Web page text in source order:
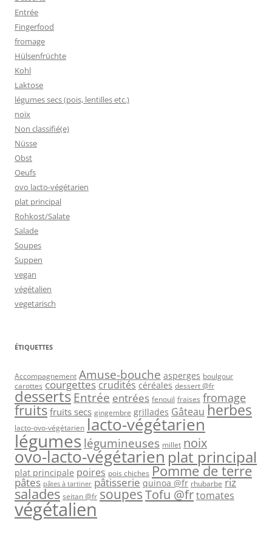
Entrée
Fingerfood
fromage
Hülsenfrüchte
Kohl
Laktose
légumes secs (pois, lentilles etc.)
noix
Non classifié(e)
Nüsse
Obst
Oeufs
ovo lacto-végétarien
plat principal
Rohkost/Salate
Salade
Soupes
Suppen
vegan
végétalien
vegetarisch
ÉTIQUETTES
Accompagnement Amuse-bouche asperges boulgour
carottes courgettes crudités céréales dessert @fr
desserts Entrée entrées fenouil fraises fromage
fruits fruits secs gingembre grillades Gâteau herbes
lacto-ovo-végétarien lacto-végétarien
légumes légumineuses millet noix
ovo-lacto-végétarien plat principal
plat principale poires pois chiches Pomme de terre
pâtes pâtes à tartiner pâtisserie quinoa @fr rhubarbe riz
salades seitan @fr soupesTofu @frtomates
végétalien